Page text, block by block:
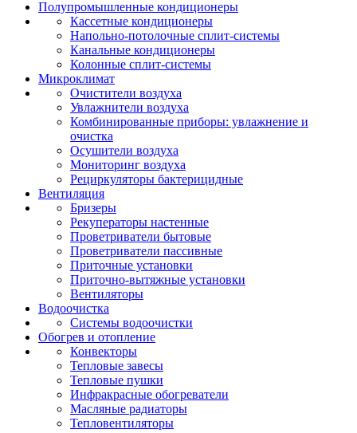
Полупромышленные кондиционеры
Кассетные кондиционеры
Напольно-потолочные сплит-системы
Канальные кондиционеры
Колонные сплит-системы
Микроклимат
Очистители воздуха
Увлажнители воздуха
Комбинированные приборы: увлажнение и
очистка
Осушители воздуха
Мониторинг воздуха
Рециркуляторы бактерицидные
Вентиляция
Бризеры
Рекуператоры настенные
Проветриватели бытовые
Проветриватели пассивные
Приточные установки
Приточно-вытяжные установки
Вентиляторы
Водоочистка
Системы водоочистки
Обогрев и отопление
Конвекторы
Тепловые завесы
Тепловые пушки
Инфракрасные обогреватели
Масляные радиаторы
Тепловентиляторы